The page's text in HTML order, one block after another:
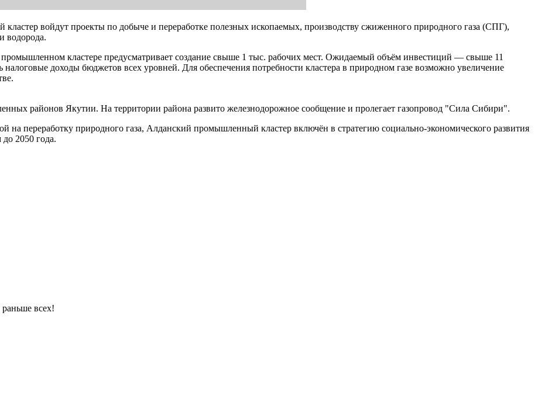
войдут проекты по добыче и переработке полезных ископаемых, производству сжиженного природного газа (СПГ),
водорода.
кластере предусматривает создание свыше 1 тыс. рабочих мест. Ожидаемый объём инвестиций — свыше 11
доходы бюджетов всех уровней. Для обеспечения потребности кластера в природном газе возможно увеличение
районов Якутии. На территории района развито железнодорожное сообщение и пролегает газопровод "Сила Сибири".
переработку природного газа, Алданский промышленный кластер включён в стратегию социально-экономического развития
2050 года.
всех!